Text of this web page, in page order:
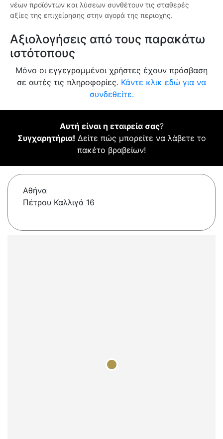
νέων προϊόντων και λύσεων συνθέτουν τις σταθερές
αξίες της επιχείρησης στην αγορά της περιοχής.
Αξιολογήσεις από τους παρακάτω
ιστότοπους
Μόνο οι εγγεγραμμένοι χρήστες έχουν πρόσβαση
σε αυτές τις πληροφορίες. Κάντε κλικ εδώ για να
συνδεθείτε.
Αυτή είναι η εταιρεία σας?
Συγχαρητήρια! Δείτε πώς μπορείτε να λάβετε το
πακέτο βραβείων!
Αθήνα
Πέτρου Καλλιγά 16